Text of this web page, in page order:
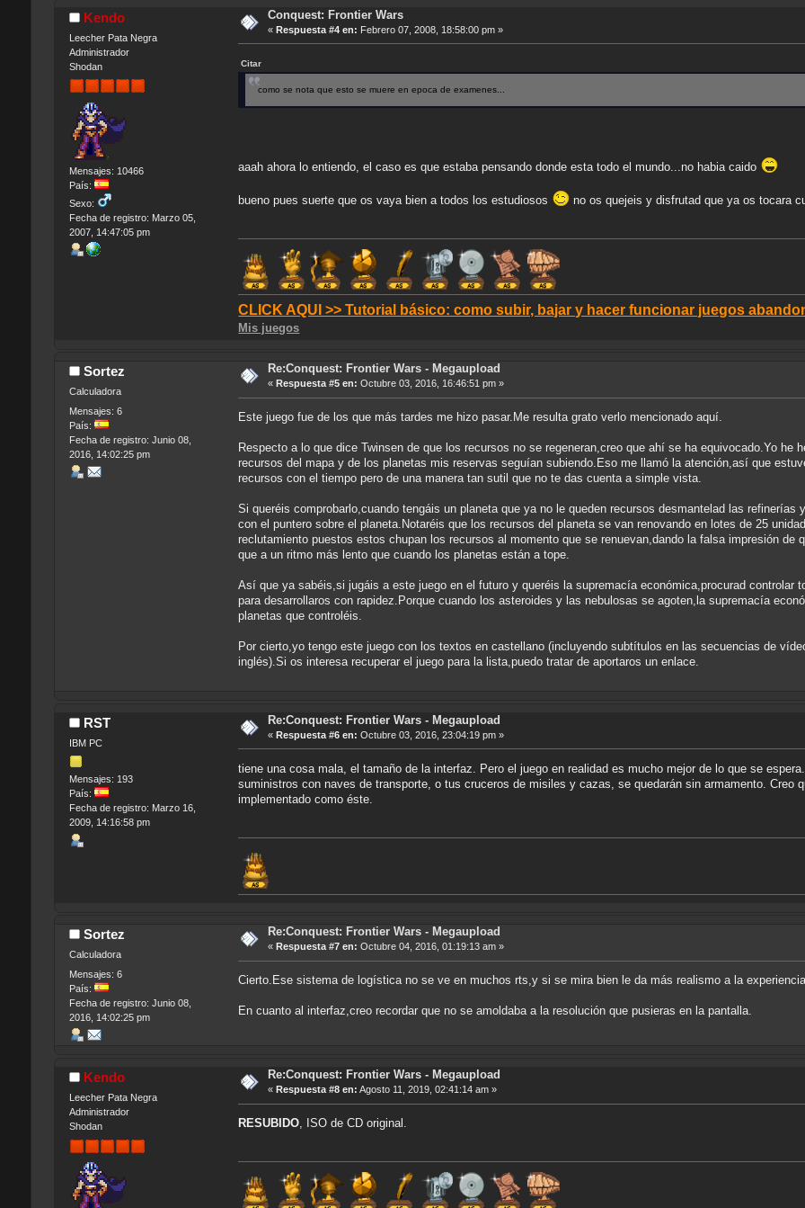
Kendo
Leecher Pata Negra
Administrador
Shodan
Mensajes: 10466
País:
Sexo:
Fecha de registro: Marzo 05,
2007, 14:47:05 pm
Conquest: Frontier Wars
« Respuesta #4 en: Febrero 07, 2008, 18:58:00 pm »
Citar
como se nota que esto se muere en epoca de examenes...
aaah ahora lo entiendo, el caso es que estaba pensando donde esta todo el mundo...no habia caido
bueno pues suerte que os vaya bien a todos los estudiosos no os quejeis y disfrutad que ya os tocara
CLICK AQUI >> Tutorial básico: como subir, bajar y hacer funcionar juegos
Mis juegos
Sortez
Calculadora
Mensajes: 6
País:
Fecha de registro: Junio 08,
2016, 14:02:25 pm
Re:Conquest: Frontier Wars - Megaupload
« Respuesta #5 en: Octubre 03, 2016, 16:46:51 pm »
Este juego fue de los que más tardes me hizo pasar.Me resulta grato verlo mencionado aquí.
Respecto a lo que dice Twinsen de que los recursos no se regeneran,creo que ahí se ha equivocado.Yo he
recursos del mapa y de los planetas mis reservas seguían subiendo.Eso me llamó la atención,así que
recursos con el tiempo pero de una manera tan sutil que no te das cuenta a simple vista.
Si queréis comprobarlo,cuando tengáis un planeta que ya no le queden recursos desmantelad las
con el puntero sobre el planeta.Notaréis que los recursos del planeta se van renovando en lotes de 25
reclutamiento puestos estos chupan los recursos al momento que se renuevan,dando la falsa impresión de
que a un ritmo más lento que cuando los planetas están a tope.
Así que ya sabéis,si jugáis a este juego en el futuro y queréis la supremacía económica,procurad controlar
para desarrollaros con rapidez.Porque cuando los asteroides y las nebulosas se agoten,la supremacía
planetas que controléis.
Por cierto,yo tengo este juego con los textos en castellano (incluyendo subtítulos en las secuencias de
inglés).Si os interesa recuperar el juego para la lista,puedo tratar de aportaros un enlace.
RST
IBM PC
Mensajes: 193
País:
Fecha de registro: Marzo 16,
2009, 14:16:58 pm
Re:Conquest: Frontier Wars - Megaupload
« Respuesta #6 en: Octubre 03, 2016, 23:04:19 pm »
tiene una cosa mala, el tamaño de la interfaz. Pero el juego en realidad es mucho mejor de lo que se
suministros con naves de transporte, o tus cruceros de misiles y cazas, se quedarán sin armamento. Creo
implementado como éste.
Sortez
Calculadora
Mensajes: 6
País:
Fecha de registro: Junio 08,
2016, 14:02:25 pm
Re:Conquest: Frontier Wars - Megaupload
« Respuesta #7 en: Octubre 04, 2016, 01:19:13 am »
Cierto.Ese sistema de logística no se ve en muchos rts,y si se mira bien le da más realismo a la
En cuanto al interfaz,creo recordar que no se amoldaba a la resolución que pusieras en la pantalla.
Kendo
Leecher Pata Negra
Administrador
Shodan
Re:Conquest: Frontier Wars - Megaupload
« Respuesta #8 en: Agosto 11, 2019, 02:41:14 am »
RESUBIDO, ISO de CD original.